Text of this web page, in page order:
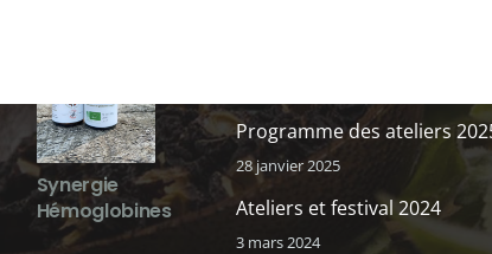
Synergie
Hémoglobines
Programme des ateliers
28 janvier 2025
Ateliers et festival 2024
3 mars 2024